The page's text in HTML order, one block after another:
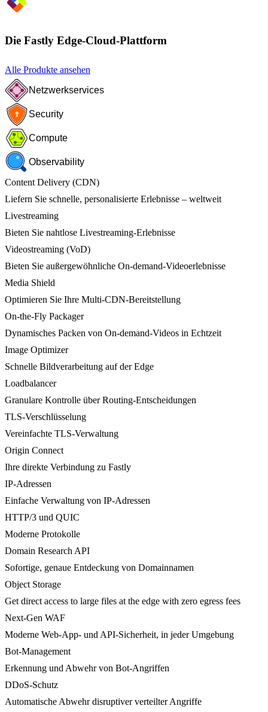
Die Fastly Edge-Cloud-Plattform
Alle Produkte ansehen
Netzwerkservices
Security
Compute
Observability
Content Delivery (CDN)
Liefern Sie schnelle, personalisierte Erlebnisse – weltweit
Livestreaming
Bieten Sie nahtlose Livestreaming-Erlebnisse
Videostreaming (VoD)
Bieten Sie außergewöhnliche On-demand-Videoerlebnisse
Media Shield
Optimieren Sie Ihre Multi-CDN-Bereitstellung
On-the-Fly Packager
Dynamisches Packen von On-demand-Videos in Echtzeit
Image Optimizer
Schnelle Bildverarbeitung auf der Edge
Loadbalancer
Granulare Kontrolle über Routing-Entscheidungen
TLS-Verschlüsselung
Vereinfachte TLS-Verwaltung
Origin Connect
Ihre direkte Verbindung zu Fastly
IP-Adressen
Einfache Verwaltung von IP-Adressen
HTTP/3 und QUIC
Moderne Protokolle
Domain Research API
Sofortige, genaue Entdeckung von Domainnamen
Object Storage
Get direct access to large files at the edge with zero egress fees
Next-Gen WAF
Moderne Web-App- und API-Sicherheit, in jeder Umgebung
Bot-Management
Erkennung und Abwehr von Bot-Angriffen
DDoS-Schutz
Automatische Abwehr disruptiver verteilter Angriffe